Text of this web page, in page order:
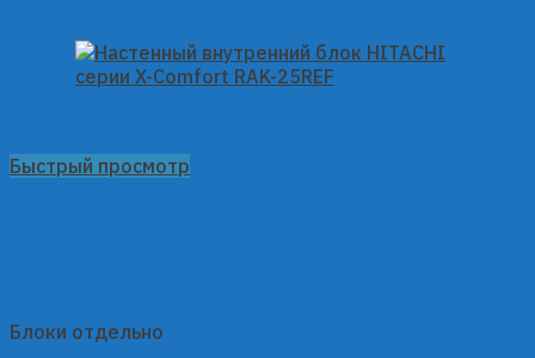
Быстрый просмотр
Блоки отдельно